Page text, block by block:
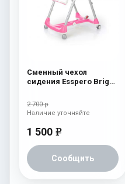
Сменный чехол
сидения Esspero Bright
кормления Peg-Perego
Diner Pink
2 700 р
1 500 e
Сообщить
Наличие уточняйте